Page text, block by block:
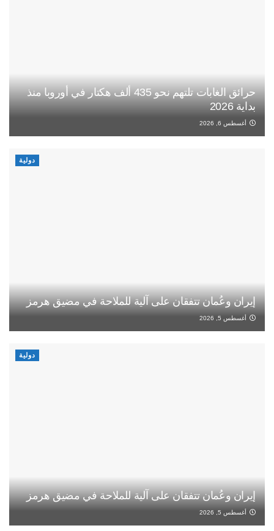
حرائق الغابات تلتهم نحو 435 ألف هكتار في أوروبا منذ
بداية 2026
أغسطس 6, 2026
دولية
إيران وعُمان تتفقان على آلية للملاحة في مضيق هرمز
أغسطس 5, 2026
دولية
إيران وعُمان تتفقان على آلية للملاحة في مضيق هرمز
أغسطس 5, 2026